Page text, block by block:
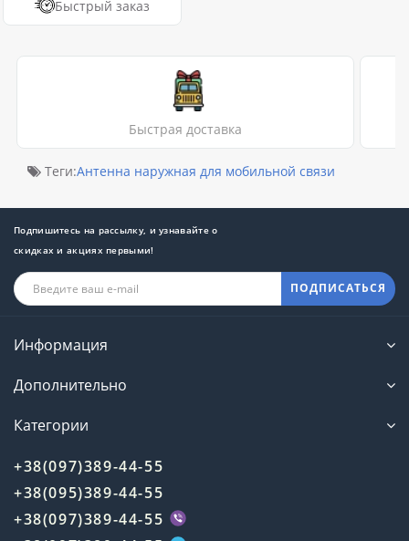
Быстрый заказ
Быстрая доставка
Теги:Антенна наружная для мобильной связи
Подпишитесь на рассылку, и узнавайте о
скидках и акциях первыми!
ПОДПИСАТЬСЯ
Информация
Дополнительно
Категории
+38(097)389-44-55
+38(095)389-44-55
+38(097)389-44-55